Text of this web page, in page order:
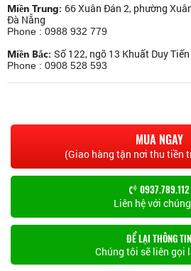
Miền Trung: 66 Xuân Đán 2, phường
Đà Nẵng
Phone : 0988 932 779
Miền Bắc: Số 122, ngõ 13 Khuất Duy
Phone : 0908 528 593
MUA NGAY
(Giao hàng tận nơi thu tiền
0937.789.112
Liên hệ với
ĐỂ LẠI THÔNG TIN
Chúng tôi sẽ liên gọi